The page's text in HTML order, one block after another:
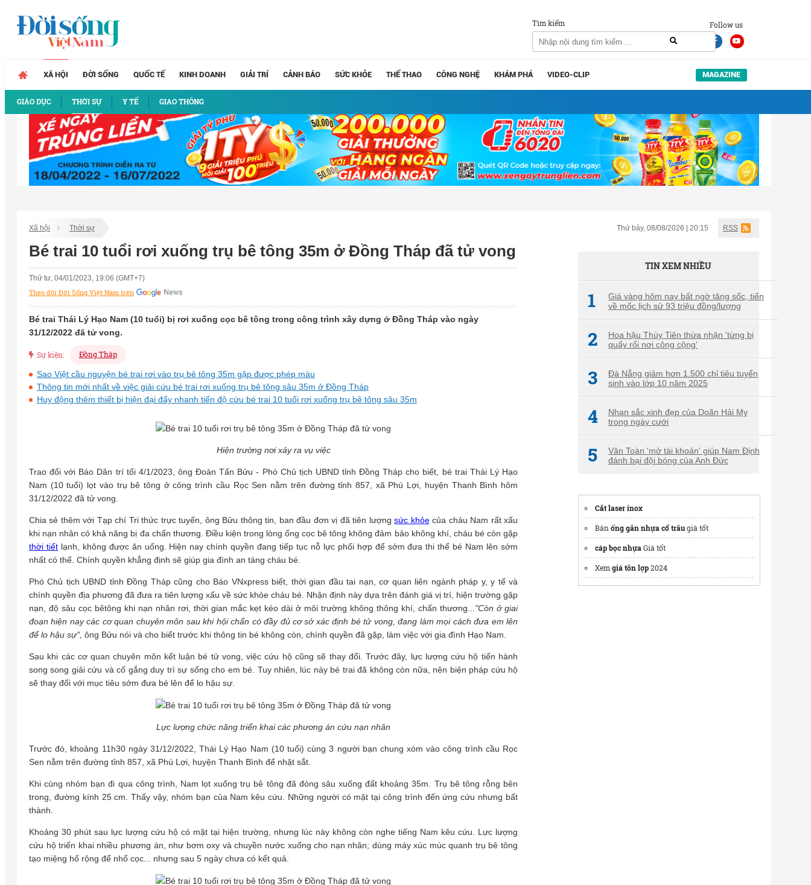
Follow us
Tìm kiếm
XÃ HỘI
GIÁO DỤC THỜI SỰ Y TẾ GIAO THÔNG
ĐỜI SỐNG QUỐC TẾ KINH DOANH GIẢI TRÍ CẢNH BÁO SỨC KHỎE THỂ THAO CÔNG NGHỆ KHÁM PHÁ VIDEO-CLIP MAGAZINE
Xã hội Thời sự Thứ bảy, 08/08/2026 | 20:15 RSS
Bé trai 10 tuổi rơi xuống trụ bê tông 35m ở Đồng Tháp đã tử vong
Thứ tư, 04/01/2023, 19:06 (GMT+7)
Theo dõi Đời Sống Việt Nam trên
Bé trai Thái Lý Hạo Nam (10 tuổi) bị rơi xuống cọc bê tông trong công trình xây dựng ở Đồng Tháp vào ngày
31/12/2022 đã tử vong.
Sự kiện: Đồng Tháp
Sao Việt cầu nguyện bé trai rơi vào trụ bê tông 35m gặp được phép màu
Thông tin mới nhất về việc giải cứu bé trai rơi xuống trụ bê tông sâu 35m ở Đồng Tháp
Huy động thêm thiết bị hiện đại đẩy nhanh tiến độ cứu bé trai 10 tuổi rơi xuống trụ bê tông sâu 35m
Hiện trường nơi xảy ra vụ việc
Trao đổi với Báo Dân trí tối 4/1/2023, ông Đoàn Tấn Bửu - Phó Chủ tịch UBND tỉnh Đồng Tháp cho biết, bé trai Thái Lý Hạo
Nam (10 tuổi) lọt vào trụ bê tông ở công trình cầu Rọc Sen nằm trên đường tỉnh 857, xã Phú Lợi, huyện Thanh Bình hôm
31/12/2022 đã tử vong.
Chia sẻ thêm với Tạp chí Tri thức trực tuyến, ông Bửu thông tin, ban đầu đơn vị đã tiên lượngsức khỏecủa cháu Nam rất xấu
khi nạn nhân có khả năng bị đa chấn thương. Điều kiện trong lòng ống cọc bê tông không đảm bảo không khí, cháu bé còn gặp
thời tiếtlạnh, không được ăn uống. Hiện nay chính quyền đang tiếp tục nỗ lực phối hợp để sớm đưa thi thể bé Nam lên sớm
nhất có thể. Chính quyền khẳng định sẽ giúp gia đình an táng cháu bé.
Phó Chủ tịch UBND tỉnh Đồng Tháp cũng cho Báo VNxpress biết, thời gian đầu tai nạn, cơ quan liên ngành pháp y, y tế và
chính quyền địa phương đã đưa ra tiên lượng xấu về sức khỏe cháu bé. Nhận định này dựa trên đánh giá vị trí, hiện trường gặp
nạn, độ sâu cọc bêtông khi nạn nhân rơi, thời gian mắc kẹt kéo dài ở môi trường không thông khí, chấn thương... "Còn ở giai
đoạn hiện nay các cơ quan chuyên môn sau khi hội chẩn có đầy đủ cơ sở xác định bé tử vong, đang làm mọi cách đưa em lên
để lo hậu sự", ông Bửu nói và cho biết trước khi thông tin bé không còn, chính quyền đã gặp, làm việc với gia đình Hạo Nam.
Sau khi các cơ quan chuyên môn kết luận bé tử vong, việc cứu hộ cũng sẽ thay đổi. Trước đây, lực lượng cứu hộ tiến hành
song song giải cứu và cố gắng duy trì sự sống cho em bé. Tuy nhiên, lúc này bé trai đã không còn nữa, nên biện pháp cứu hộ
sẽ thay đổi với mục tiêu sớm đưa bé lên để lo hậu sự.
Lực lượng chức năng triển khai các phương án cứu nạn nhân
Trước đó, khoảng 11h30 ngày 31/12/2022, Thái Lý Hạo Nam (10 tuổi) cùng 3 người bạn chung xóm vào công trình cầu Rọc
Sen nằm trên đường tỉnh 857, xã Phú Lợi, huyện Thanh Bình để nhặt sắt.
Khi cùng nhóm bạn đi qua công trình, Nam lọt xuống trụ bê tông đã đóng sâu xuống đất khoảng 35m. Trụ bê tông rỗng bên
trong, đường kính 25 cm. Thấy vậy, nhóm bạn của Nam kêu cứu. Những người có mặt tại công trình đến ứng cứu nhưng bất
thành.
Khoảng 30 phút sau lực lượng cứu hộ có mặt tại hiện trường, nhưng lúc này không còn nghe tiếng Nam kêu cứu. Lực lượng
cứu hộ triển khai nhiều phương án, như bơm oxy và chuyền nước xuống cho nạn nhân; dùng máy xúc múc quanh trụ bê tông
tạo miệng hố rộng để nhổ cọc... nhưng sau 5 ngày chưa có kết quả.
TIN XEM NHIỀU
1
Giá vàng hôm nay bất ngờ tăng sốc, tiến
về mốc lịch sử 93 triệu đồng/lượng
2
Hoa hậu Thùy Tiên thừa nhận 'từng bị
quấy rối nơi công cộng'
3
Đà Nẵng giảm hơn 1.500 chỉ tiêu tuyển
sinh vào lớp 10 năm 2025
4
Nhan sắc xinh đẹp của Doãn Hải My
trong ngày cưới
5
Văn Toàn 'mở tài khoản' giúp Nam Định
đánh bại đội bóng của Anh Đức
Cắt laser inox
Bánống gân nhựa cổ trâugiá tốt
cáp bọc nhựaGiá tốt
Xemgiá tôn lợp2024